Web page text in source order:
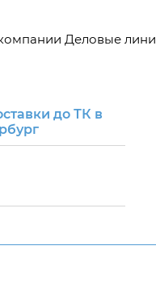
Деловые
до ТК в